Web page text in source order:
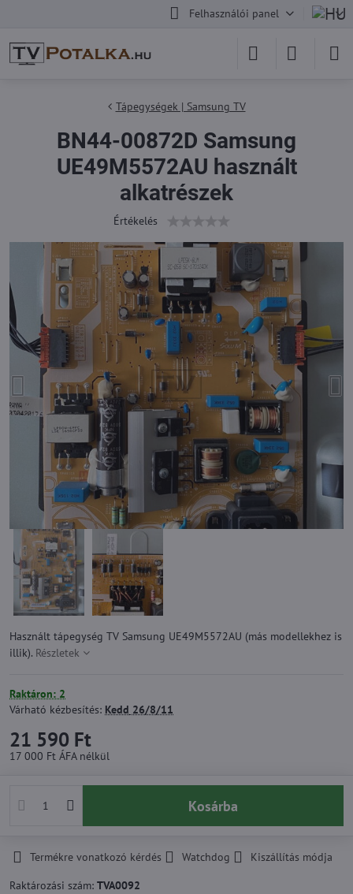
Felhasználói panel
Tápegységek | Samsung TV
BN44-00872D Samsung
UE49M5572AU használt
alkatrészek
Értékelés
Használt tápegység TV Samsung UE49M5572AU (más modellekhez is
illik). Részletek
Raktáron: 2
Várható kézbesítés: Kedd 26/8/11
21 590 Ft
17 000 Ft ÁFA nélkül
Kosárba
Termékre vonatkozó kérdés Watchdog
Kiszállítás módja
Raktározási szám: TVA0092